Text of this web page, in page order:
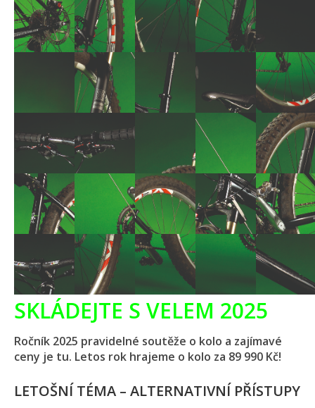
SKLÁDEJTE S VELEM 2025
Ročník 2025 pravidelné soutěže o kolo a zajímavé
ceny je tu. Letos rok hrajeme o kolo za 89 990 Kč!
LETOŠNÍ TÉMA – ALTERNATIVNÍ PŘÍSTUPY